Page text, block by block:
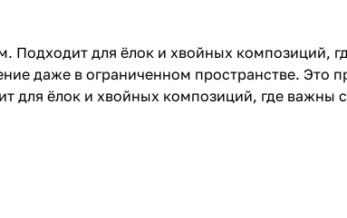
Подходит для ёлок и хвойных композиций,
даже в ограниченном пространстве. Это
для ёлок и хвойных композиций, где важны